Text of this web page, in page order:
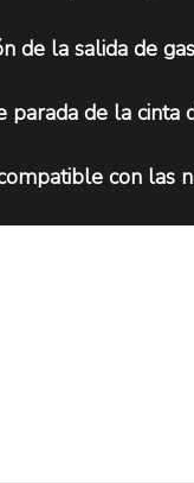
de la salida de
parada de la cinta
con las